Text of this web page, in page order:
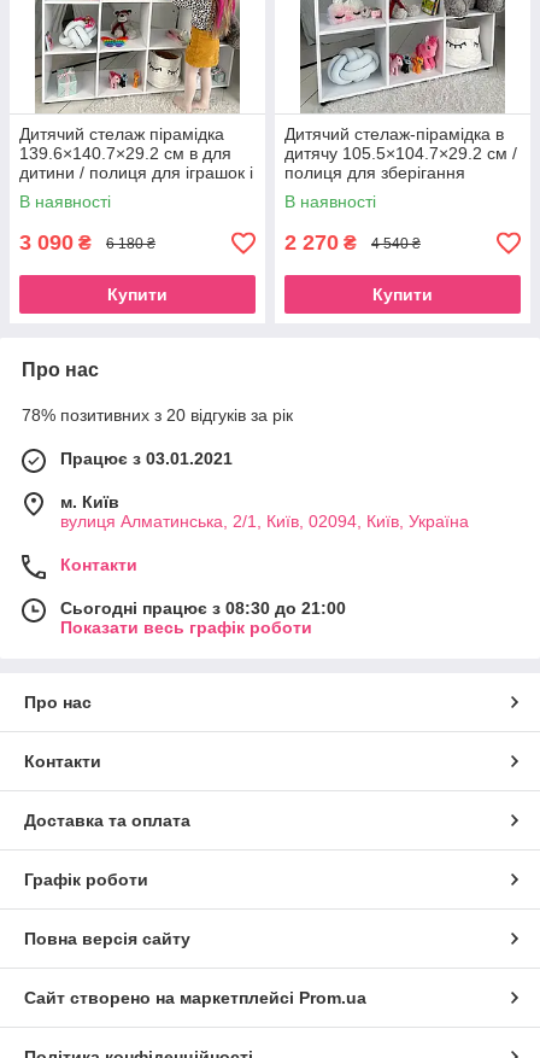
Дитячий стелаж пірамідка
139.6×140.7×29.2 см в для
дитини / полиця для іграшок і
книг у дитячу кімнату
В наявності
3 090 ₴ 6 180 ₴
Купити
Дитячий стелаж-пірамідка в
дитячу 105.5×104.7×29.2 см /
полиця для зберігання
іграшок та книг
В наявності
2 270 ₴ 4 540 ₴
Купити
Про нас
78% позитивних з 20 відгуків за рік
Працює з 03.01.2021
м. Київ
вулиця Алматинська, 2/1, Київ, 02094, Київ, Україна
Контакти
Сьогодні працює з 08:30 до 21:00
Показати весь графік роботи
Про нас
Контакти
Доставка та оплата
Графік роботи
Повна версія сайту
Сайт створено на маркетплейсі Prom.ua